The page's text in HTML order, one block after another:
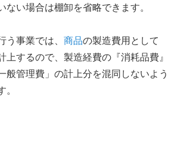
ない場合は棚卸を省略できます。
う事業では、 商品の製造費用として
上するので、製造経費の『消耗品費』
般管理費」の計上分を混同しないよう
。